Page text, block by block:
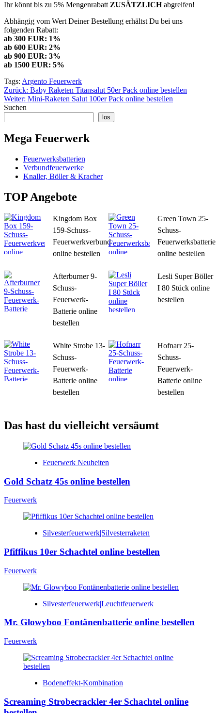
Ihr könnt bis zu 5% Mengenrabatt ZUSÄTZLICHabgreifen!
Abhängig vom Wert Deiner Bestellung erhältst Du bei uns
folgenden Rabatt:
ab 300 EUR: 1%
ab 600 EUR: 2%
ab 900 EUR: 3%
ab 1500 EUR: 5%
Tags: Argento Feuerwerk
Beitragsnavigation
Zurück: Baby Raketen Titansalut 50er Pack online bestellen
Weiter: Mini-Raketen Salut 100er Pack online bestellen
Suchen
los
Mega Feuerwerk
Feuerwerksbatterien
Verbundfeuerwerke
Knaller, Böller & Kracher
TOP Angebote
Kingdom Box
159-Schuss-
Feuerwerkverbund
online bestellen
Green Town 25-
Schuss-
Feuerwerksbatterie
online bestellen
Afterburner 9-
Schuss-
Feuerwerk-
Batterie online
bestellen
Lesli Super Böller
I 80 Stück online
bestellen
White Strobe 13-
Schuss-
Feuerwerk-
Batterie online
bestellen
Hofnarr 25-
Schuss-
Feuerwerk-
Batterie online
bestellen
Das hast du vielleicht versäumt
Feuerwerk Neuheiten
Gold Schatz 45s online bestellen
Feuerwerk
Silvesterfeuerwerk|Silvesterraketen
Pfiffikus 10er Schachtel online bestellen
Feuerwerk
Silvesterfeuerwerk|Leuchtfeuerwerk
Mr. Glowyboo Fontänenbatterie online bestellen
Feuerwerk
Bodeneffekt-Kombination
Screaming Strobecrackler 4er Schachtel online